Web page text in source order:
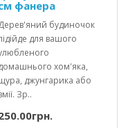
фанера
будиночок
для вашого
хом'яка,
джунгарика або
Зр..